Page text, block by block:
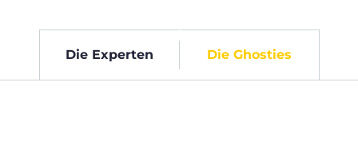
Die Experten Die Ghosties